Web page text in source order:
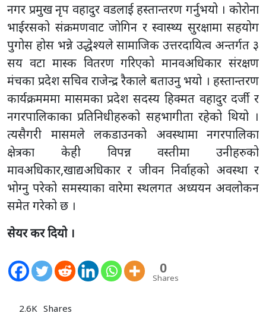
नगर प्रमुख नृप वहादुर वडलाई हस्तान्तरण गर्नुभयो । कोरोना
भाईरसको संक्रमणवाट जोगिन र स्वास्थ्य सुरक्षामा सहयोग
पुगोस होस भन्ने उद्धेश्यले सामाजिक उत्तरदायित्व अन्तर्गत ३
सय वटा मास्क वितरण गरिएको मानवअधिकार संरक्षण
मंचका प्रदेश सचिव राजेन्द्र रैकाले बताउनु भयो । हस्तान्तरण
कार्यक्रमममा मासमका प्रदेश सदस्य हिक्मत वहादुर दर्जी र
नगरपालिकाका प्रतिनिधीहरुको सहभागीता रहेको थियो ।
त्यसैगरी मासमले लकडाउनको अवस्थामा नगरपालिका
क्षेत्रका केही विपन्न वस्तीमा उनीहरुको
मावअधिकार,खाद्यअधिकार र जीवन निर्वाहको अवस्था र
भोग्नु परेको समस्याका वारेमा स्थलगत अध्ययन अवलोकन
समेत गरेको छ ।
सेयर कर दियो ।
0
Shares
2.6K Shares